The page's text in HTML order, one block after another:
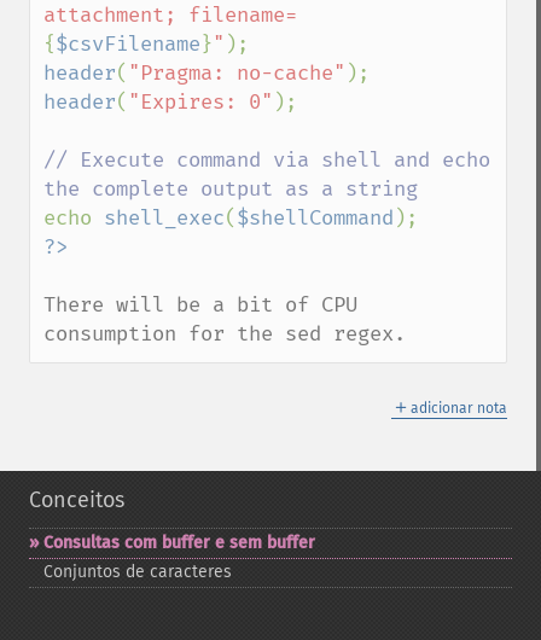
attachment; filename=
{$csvFilename}"
header( "Pragma: no-cache"
header( "Expires: 0" );
// Execute command via shell and echo
echo shell_exec($shellCommand
There will be a bit of CPU
consumption for the sed regex.
＋ adicionar nota
Conceitos
Consultas com buffer e sem buffer
Conjuntos de caracteres